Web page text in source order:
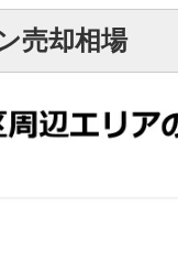
売却相場